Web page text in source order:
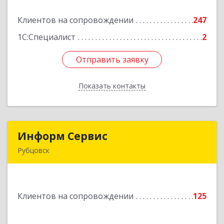
Клиентов на сопровождении
247
1С:Специалист
2
Отправить заявку
Показать контакты
Подробнее
Отправить заявку
Назад
Информ Сервис
Рубцовск
Клиентов на сопровождении 125
Подробнее